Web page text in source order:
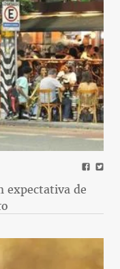
expectativa de